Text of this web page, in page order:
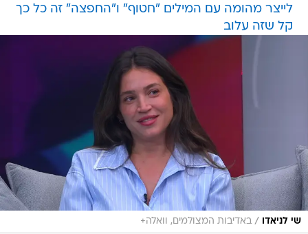
לייצר מהומה עם המילים "חטוף" ו"החפצה" זה כל כך
קל שזה עלוב
שי לניאדו / באדיבות המצולמים, וואלה+